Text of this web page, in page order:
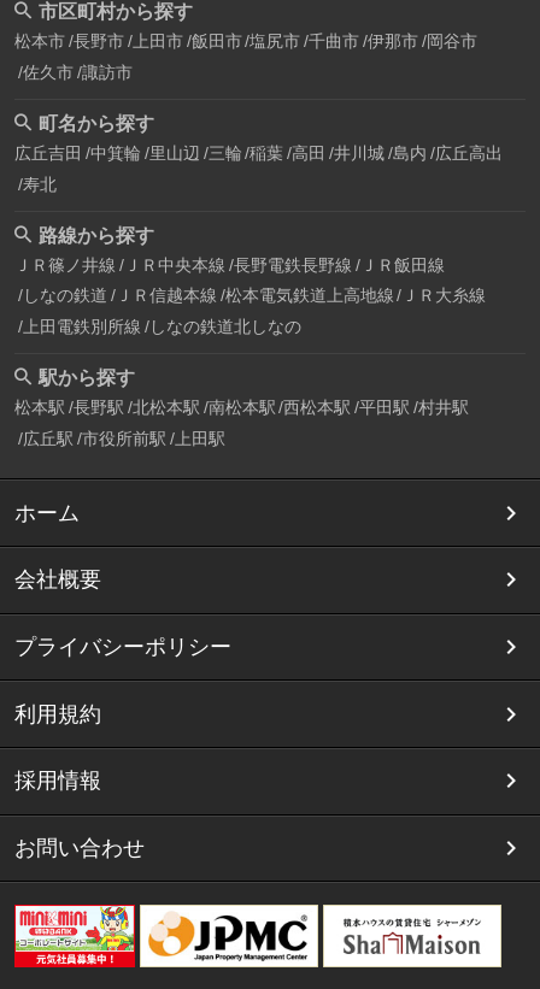
市区町村から探す
松本市 長野市 上田市 飯田市 塩尻市 千曲市 伊那市 岡谷市
佐久市 諏訪市
町名から探す
広丘吉田 中箕輪 里山辺 三輪 稲葉 高田 井川城 島内 広丘高出
寿北
路線から探す
ＪＲ篠ノ井線 ＪＲ中央本線 長野電鉄長野線 ＪＲ飯田線
しなの鉄道 ＪＲ信越本線 松本電気鉄道上高地線
ＪＲ大糸線
上田電鉄別所線 しなの鉄道北しなの
駅から探す
松本駅 長野駅 北松本駅 南松本駅 西松本駅 平田駅 村井駅
広丘駅 市役所前駅 上田駅
ホーム
会社概要
プライバシーポリシー
利用規約
採用情報
お問い合わせ